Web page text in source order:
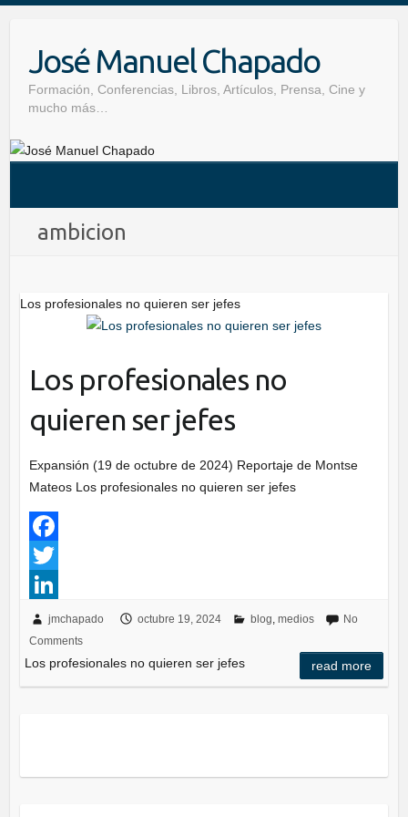
José Manuel Chapado
Formación, Conferencias, Libros, Artículos, Prensa, Cine y
mucho más…
ambicion
Los profesionales no quieren ser jefes
Los profesionales no
quieren ser jefes
Expansión (19 de octubre de 2024) Reportaje de Montse
Mateos Los profesionales no quieren ser jefes
F
a
c
e
b
T
w
i
t
L
i
n
jmchapado octubre 19, 2024 blog, medios
No
Comments
Los profesionales no quieren ser jefes read more